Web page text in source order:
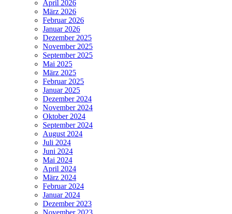
April 2026
März 2026
Februar 2026
Januar 2026
Dezember 2025
November 2025
September 2025
Mai 2025
März 2025
Februar 2025
Januar 2025
Dezember 2024
November 2024
Oktober 2024
September 2024
August 2024
Juli 2024
Juni 2024
Mai 2024
April 2024
März 2024
Februar 2024
Januar 2024
Dezember 2023